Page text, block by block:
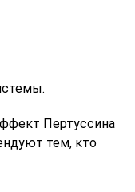
Пертуссина
тем, кто